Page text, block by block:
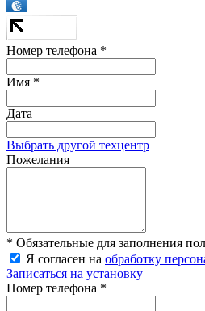
Номер телефона *
Имя *
Дата
Выбрать другой техцентр
Пожелания
* Обязательные для заполнения
Я согласен на обработку
Записаться на установку
Номер телефона *